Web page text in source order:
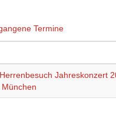
Termine
Jahreskonzert